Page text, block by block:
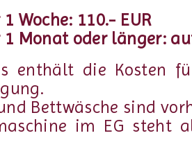
Woche: 110.- EUR
Monat oder länger:
enthält die Kosten
Bettwäsche sind
im EG steht